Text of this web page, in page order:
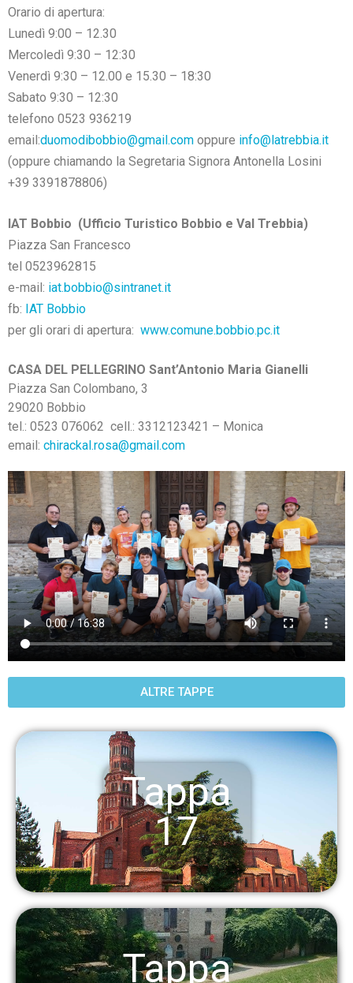
Orario di apertura:
Lunedì 9:00 – 12.30
Mercoledì 9:30 – 12:30
Venerdì 9:30 – 12.00 e 15.30 – 18:30
Sabato 9:30 – 12:30
telefono 0523 936219
email:duomodibobbio@gmail.com oppure info@latrebbia.it
(oppure chiamando la Segretaria Signora Antonella Losini
+39 3391878806)
IAT Bobbio (Ufficio Turistico Bobbio e Val Trebbia)
Piazza San Francesco
tel 0523962815
e-mail: iat.bobbio@sintranet.it
fb: IAT Bobbio
per gli orari di apertura: www.comune.bobbio.pc.it
CASA DEL PELLEGRINO Sant’Antonio Maria Gianelli
Piazza San Colombano, 3
29020 Bobbio
tel.: 0523 076062 cell.: 3312123421 – Monica
email: chirackal.rosa@gmail.com
ALTRE TAPPE
Tappa
17
Tappa